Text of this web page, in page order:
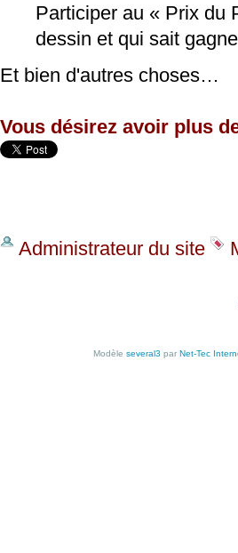
Participer au « Prix du
dessin et qui sait
Et bien d'autres choses…
Vous désirez avoir plus
Administrateur du site
Modèle several3 par Net-Tec